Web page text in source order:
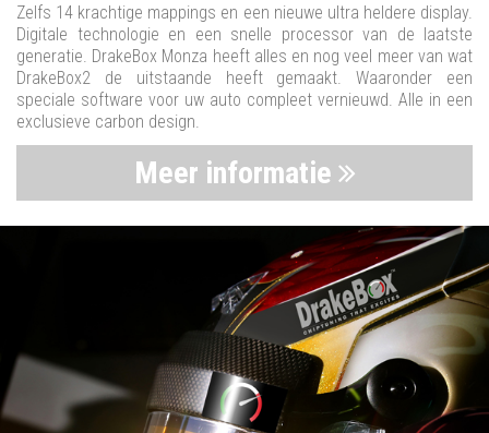
Zelfs 14 krachtige mappings en een nieuwe ultra heldere display.
Digitale technologie en een snelle processor van de laatste
generatie. DrakeBox Monza heeft alles en nog veel meer van wat
DrakeBox2 de uitstaande heeft gemaakt. Waaronder een
speciale software voor uw auto compleet vernieuwd. Alle in een
exclusieve carbon design.
Meer informatie